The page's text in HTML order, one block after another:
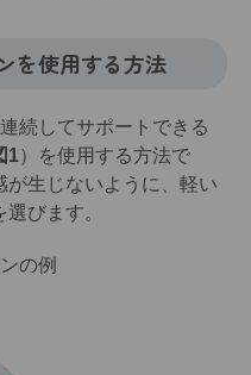
を使用する方法
続してサポートできる
1）を使用する方法で
生じないように、軽い
びます。
の例